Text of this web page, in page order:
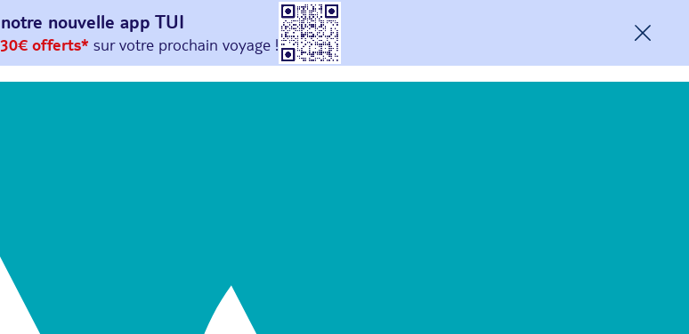
nouvelle app TUI
30€ offerts*sur votreprochain
HAPPYAPP